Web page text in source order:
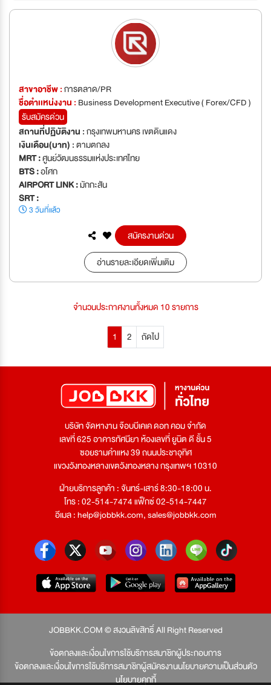
สาขาอาชีพ :การตลาด/PR
ชื่อตำเเหน่งงาน : Business Development Executive ( Forex/CFD )
รับสมัครด่วน
สถานที่ปฏิบัติงาน :กรุงเทพมหานคร เขตดินแดง
เงินเดือน(บาท) :ตามตกลง
MRT :ศูนย์วัฒนธรรมแห่งประเทศไทย
BTS :อโศก
AIRPORT LINK :มักกะสัน
SRT :
3 วันที่แล้ว
สมัครงานด่วน
อ่านรายละเอียดเพิ่มเติม
จำนวนประกาศงานทั้งหมด 10 รายการ
1 2 ถัดไป
บริษัท จัดหางาน จ๊อบบีเคเค ดอท คอม จำกัด
เลขที่ 625 อาคารทัศนียา ห้องเลขที่ ยูนิต ดี ชั้น 5
ซอยรามคำแหง 39 ถนนประชาอุทิศ
แขวงวังทองหลางเขตวังทองหลาง กรุงเทพฯ 10310
ฝ่ายบริการลูกค้า : จันทร์-เสาร์ 8:30-18:00 น.
โทร : 02-514-7474 แฟ็กซ์ 02-514-7447
อีเมล :help@jobbkk.com,sales@jobbkk.com
JOBBKK.COM © สงวนลิขสิทธิ์ All Right Reserved
ข้อตกลงและเงื่อนไขการใช้บริการสมาชิกผู้ประกอบการ
ข้อตกลงและเงื่อนไขการใช้บริการสมาชิกผู้สมัครงานนโยบายความเป็นส่วนตัว
นโยบายคุกกี้